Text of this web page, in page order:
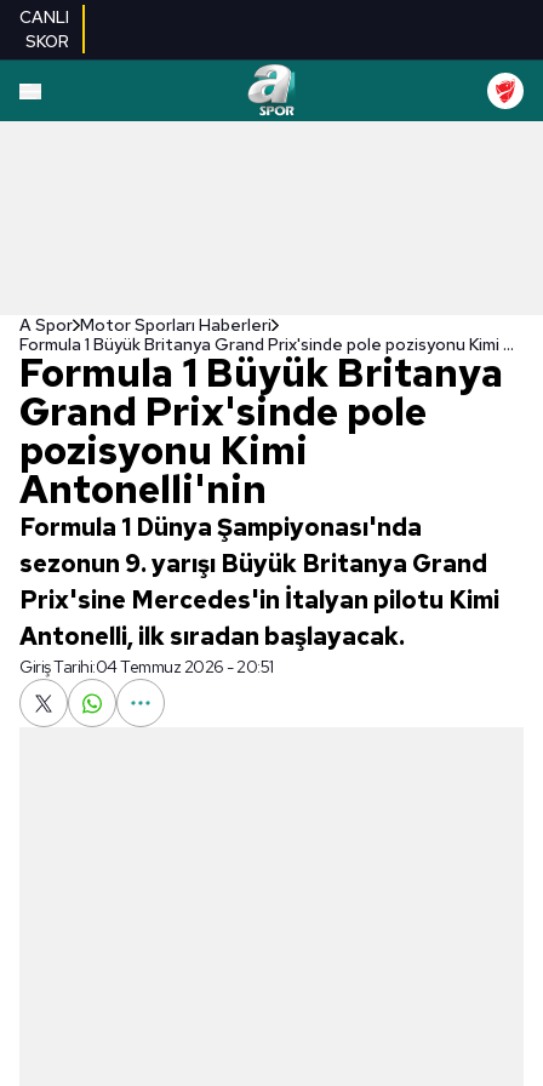
CANLI
SKOR
A Spor Motor Sporları Haberleri
Formula 1 Büyük Britanya Grand Prix'sinde pole pozisyonu Kimi Antonelli'nin
Formula 1 Büyük Britanya
Grand Prix'sinde pole
pozisyonu Kimi
Antonelli'nin
Formula 1 Dünya Şampiyonası'nda
sezonun 9. yarışı Büyük Britanya Grand
Prix'sine Mercedes'in İtalyan pilotu Kimi
Antonelli, ilk sıradan başlayacak.
Giriş Tarihi:04 Temmuz 2026 - 20:51